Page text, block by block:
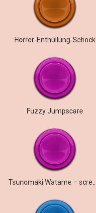
Horror-Enthüllung-Schock
Fuzzy Jumpscare